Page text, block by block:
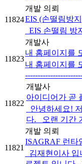
11824
개발 의뢰
EIS (손떨림방
EIS 손떨림 방
11823
개발사
내 홈페이지를
내 홈페이지를
11822
개발사
아이디어가 곧
안녕하세요!
다. ​ ​ 오랜 기간
11821
개발 의뢰
ISAGRAF 런타
김재현이사 입